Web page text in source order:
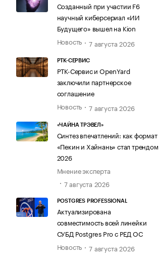
Созданный при участии F6
научный киберсериал «ИИ
Будущего» вышел на Kion
Новость
7 августа 2026
РТК-СЕРВИС
РТК-Сервис и OpenYard
заключили партнерское
соглашение
Новость
7 августа 2026
«ЧАЙНА ТРЭВЕЛ»
Синтез впечатлений: как формат
«Пекин и Хайнань» стал трендом
2026
Мнение эксперта
7 августа 2026
POSTGRES PROFESSIONAL
Актуализирована
совместимость всей линейки
СУБД Postgres Pro с РЕД ОС
Новость
7 августа 2026